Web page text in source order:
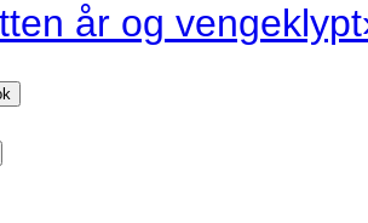
år og